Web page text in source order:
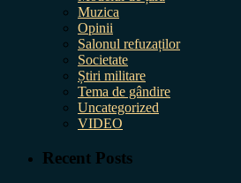
Muzica
Opinii
Salonul refuzaților
Societate
Știri militare
Tema de gândire
Uncategorized
VIDEO
Recent Posts